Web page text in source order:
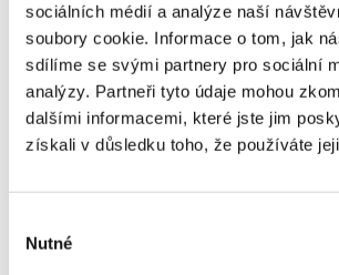
sociálních médií a analýze naší
soubory cookie. Informace o tom, jak
sdílíme se svými partnery pro sociální
analýzy. Partneři tyto údaje mohou
dalšími informacemi, které jste jim
získali v důsledku toho, že používáte
souhlasu
Nutné
30 000 Kč | Tomáš B.,